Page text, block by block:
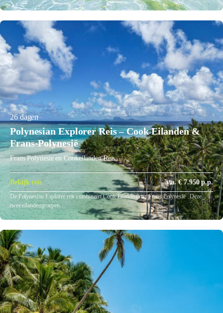
26 dagen
Polynesian Explorer Reis – Cook Eilanden &
Frans-Polynesië
Frans Polynesie en Cookeilanden Reis
Bekijk reis v.a. € 7.950 p.p.
De Polynesian Explorer reis combineert Cook Eilanden met Frans Polynesië . Deze
twee eilandengroepen…